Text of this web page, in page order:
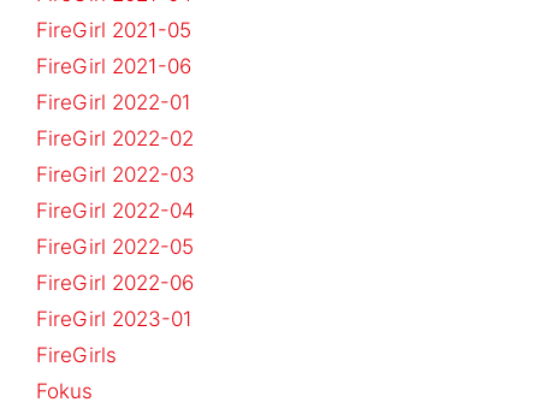
FireGirl 2021-05
FireGirl 2021-06
FireGirl 2022-01
FireGirl 2022-02
FireGirl 2022-03
FireGirl 2022-04
FireGirl 2022-05
FireGirl 2022-06
FireGirl 2023-01
FireGirls
Fokus